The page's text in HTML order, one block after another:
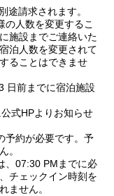
途請求されます。
の人数を変更するこ
施設までご連絡いた
泊人数を変更されて
ることはできませ
日前までに宿泊施設
式HPよりお知らせ
予約が必要です。予
。
、07:30 PMまでに必
チェックイン時刻を
ません。